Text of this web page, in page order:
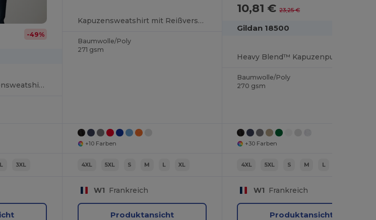
-49%
HeavyBlend ™ Kapuzensweatshirt mit Reißverschluss Herren
3XL
Kapuzensweatshirt mit Reißverschluss Herren
Baumwolle/Poly
271 gsm
+10 Farben
4XL 5XL S M L XL
W1 Frankreich
Produktansicht
10,81 €23,25 €
Gildan 18500
Baumwolle/Poly
270 gsm
+30 Farben
4XL 5XL S M L
W1 Frankreich
Produktansicht